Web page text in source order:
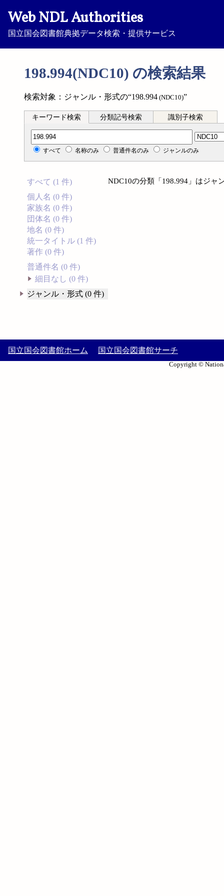
Web NDL Authorities
国立国会図書館典拠データ検索・提供サービス
198.994(NDC10) の検索結果
検索対象：ジャンル・形式の“198.994 (NDC10)”
キーワード検索 分類記号検索 識別子検索
分類記号検索
すべて 名称のみ 普通件名のみ ジャンルのみ
すべて (1 件)
個人名 (0 件)
家族名 (0 件)
団体名 (0 件)
地名 (0 件)
統一タイトル (1 件)
著作 (0 件)
普通件名 (0 件)
細目なし (0 件)
ジャンル・形式 (0 件)
NDC10の分類「198.994」はジャ
国立国会図書館ホーム 国立国会図書館サーチ
Copyright ©